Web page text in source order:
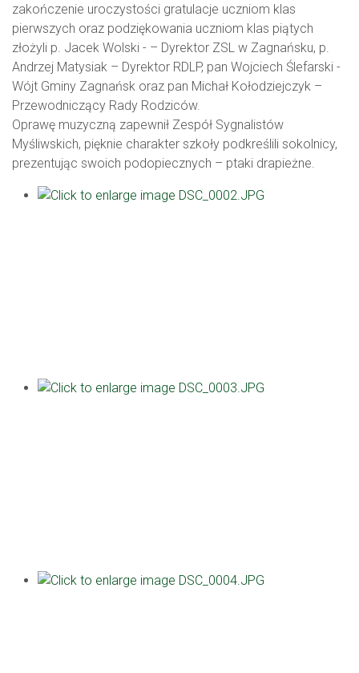
zakończenie uroczystości gratulacje uczniom klas
pierwszych oraz podziękowania uczniom klas piątych
złożyli p. Jacek Wolski - – Dyrektor ZSL w Zagnańsku, p.
Andrzej Matysiak – Dyrektor RDLP, pan Wojciech Ślefarski -
Wójt Gminy Zagnańsk oraz pan Michał Kołodziejczyk –
Przewodniczący Rady Rodziców.
Oprawę muzyczną zapewnił Zespół Sygnalistów
Myśliwskich, pięknie charakter szkoły podkreślili sokolnicy,
prezentując swoich podopiecznych – ptaki drapieżne.